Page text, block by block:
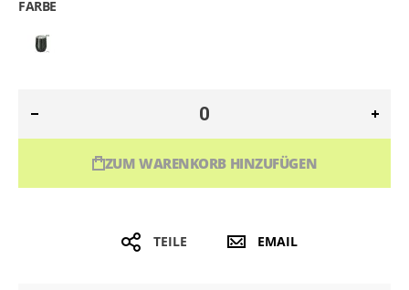
FARBE
ZUM WARENKORB HINZUFÜGEN
TEILE EMAIL